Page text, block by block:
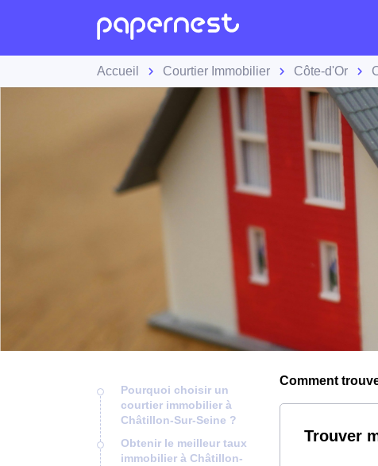
Accueil Courtier Immobilier Côte-d'Or
Pourquoi choisir un
courtier immobilier à
Châtillon-Sur-Seine ?
Obtenir le meilleur taux
immobilier à Châtillon-
Comment
Trouver